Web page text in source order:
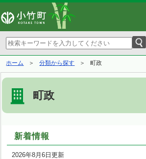
ホーム 分類から探す 町政
町政
新着情報
2026年8月6日更新